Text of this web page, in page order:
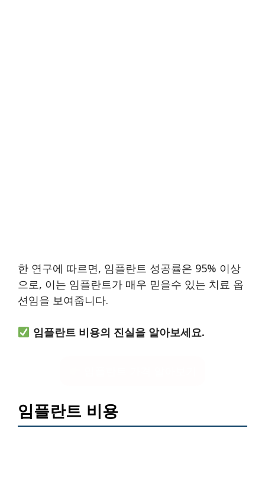
한 연구에 따르면, 임플란트 성공률은 95% 이상
으로, 이는 임플란트가 매우 믿을수 있는 치료 옵
션임을 보여줍니다.
임플란트 비용의 진실을 알아보세요.
임플란트 비용